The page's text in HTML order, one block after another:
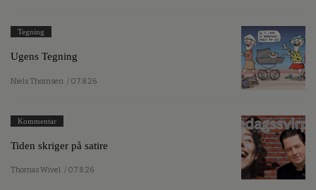
Tegning
Ugens Tegning
Niels Thomsen / 07.8.26
Kommentar
Tiden skriger på satire
Thomas Wivel / 07.8.26